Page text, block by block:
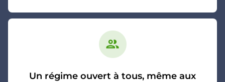
group
Un régime ouvert à tous, même aux